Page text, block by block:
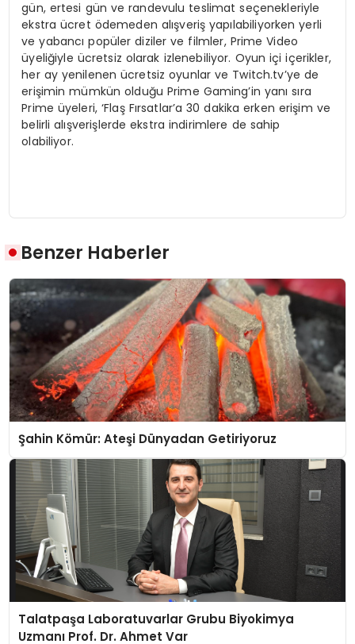
gün, ertesi gün ve randevulu teslimat seçenekleriyle
ekstra ücret ödemeden alışveriş yapılabiliyorken yerli
ve yabancı popüler diziler ve filmler, Prime Video
üyeliğiyle ücretsiz olarak izlenebiliyor. Oyun içi içerikler,
her ay yenilenen ücretsiz oyunlar ve Twitch.tv’ye de
erişimin mümkün olduğu Prime Gaming’in yanı sıra
Prime üyeleri, ‘Flaş Fırsatlar’a 30 dakika erken erişim ve
belirli alışverişlerde ekstra indirimlere de sahip
olabiliyor.
Benzer Haberler
Şahin Kömür: Ateşi Dünyadan Getiriyoruz
Talatpaşa Laboratuvarlar Grubu Biyokimya
Uzmanı Prof. Dr. Ahmet Var